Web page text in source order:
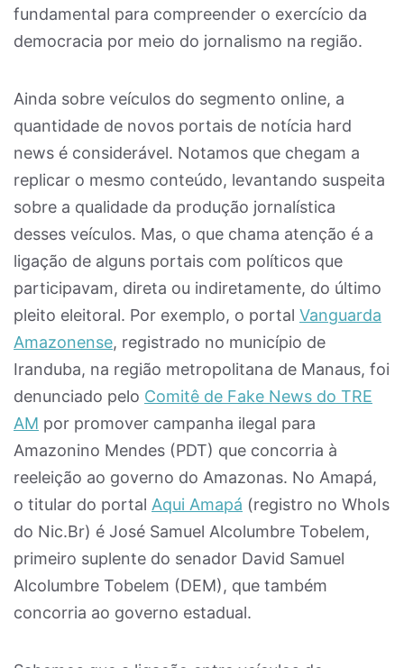
fundamental para compreender o exercício da
democracia por meio do jornalismo na região.
Ainda sobre veículos do segmento online, a
quantidade de novos portais de notícia hard
news é considerável. Notamos que chegam a
replicar o mesmo conteúdo, levantando suspeita
sobre a qualidade da produção jornalística
desses veículos. Mas, o que chama atenção é a
ligação de alguns portais com políticos que
participavam, direta ou indiretamente, do último
pleito eleitoral. Por exemplo, o portal Vanguarda
Amazonense, registrado no município de
Iranduba, na região metropolitana de Manaus, foi
denunciado pelo Comitê de Fake News do TRE
AM por promover campanha ilegal para
Amazonino Mendes (PDT) que concorria à
reeleição ao governo do Amazonas. No Amapá,
o titular do portal Aqui Amapá (registro no WhoIs
do Nic.Br) é José Samuel Alcolumbre Tobelem,
primeiro suplente do senador David Samuel
Alcolumbre Tobelem (DEM), que também
concorria ao governo estadual.